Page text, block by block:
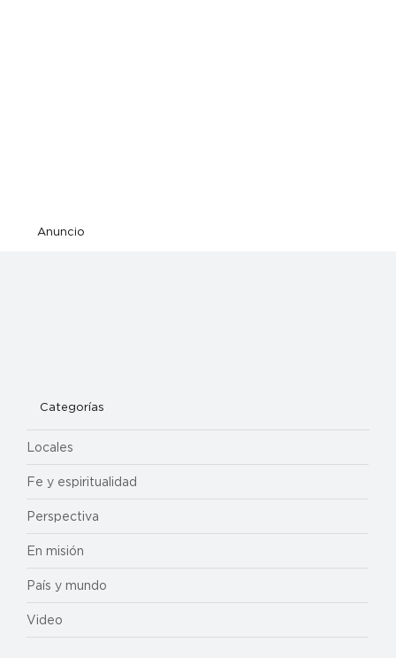
Anuncio
Categorías
Locales
Fe y espiritualidad
Perspectiva
En misión
País y mundo
Video